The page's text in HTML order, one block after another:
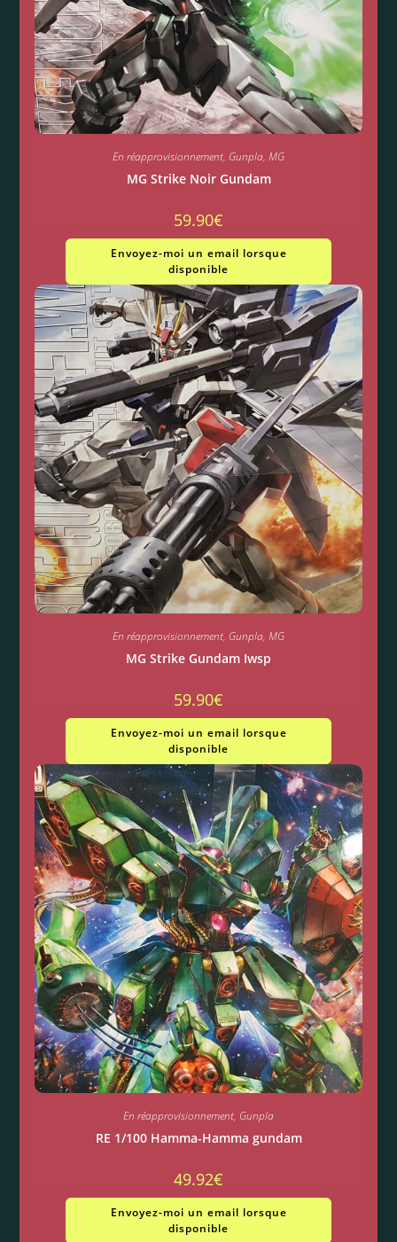
En réapprovisionnement, Gunpla, MG
MG Strike Noir Gundam
59.90€
Envoyez-moi un email lorsque
disponible
En réapprovisionnement, Gunpla, MG
MG Strike Gundam Iwsp
59.90€
Envoyez-moi un email lorsque
disponible
En réapprovisionnement, Gunpla
RE 1/100 Hamma-Hamma gundam
49.92€
Envoyez-moi un email lorsque
disponible